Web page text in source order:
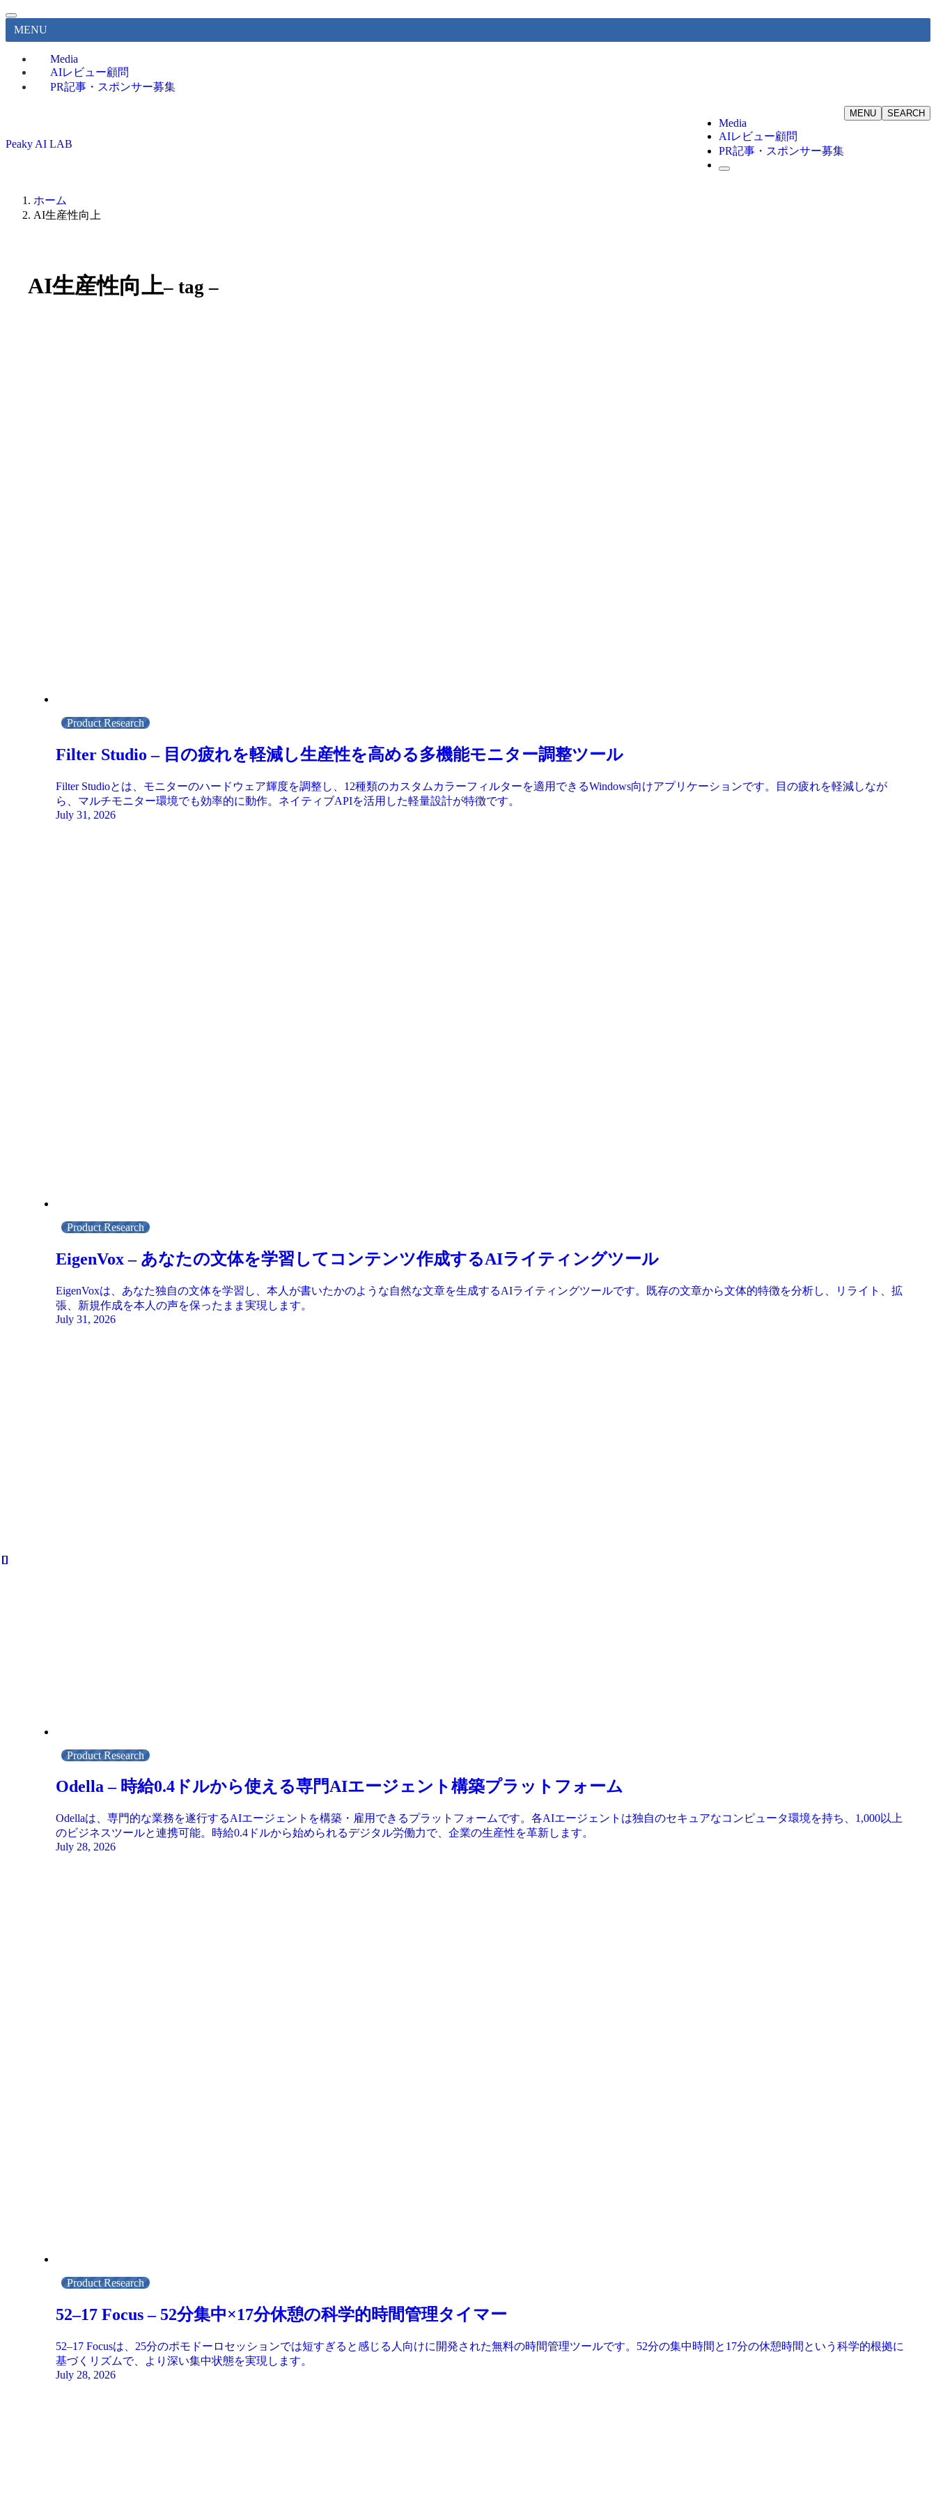
MENU
Media
AIレビュー顧問
PR記事・スポンサー募集
Peaky AI LAB
Media
AIレビュー顧問
PR記事・スポンサー募集
SEARCH
MENU
ホーム
AI生産性向上
AI生産性向上– tag –
Product Research
Filter Studio – 目の疲れを軽減し生産性を高める多機能モニター調整ツール
Filter Studioとは、モニターのハードウェア輝度を調整し、12種類のカスタムカラーフィルターを適用できるWindows向けアプリケーションです。目の疲れを軽減しなが
ら、マルチモニター環境でも効率的に動作。ネイティブAPIを活用した軽量設計が特徴です。
July 31, 2026
Product Research
EigenVox – あなたの文体を学習してコンテンツ作成するAIライティングツール
EigenVoxは、あなた独自の文体を学習し、本人が書いたかのような自然な文章を生成するAIライティングツールです。既存の文章から文体的特徴を分析し、リライト、拡
張、新規作成を本人の声を保ったまま実現します。
July 31, 2026
Product Research
Odella – 時給0.4ドルから使える専門AIエージェント構築プラットフォーム
Odellaは、専門的な業務を遂行するAIエージェントを構築・雇用できるプラットフォームです。各AIエージェントは独自のセキュアなコンピュータ環境を持ち、1,000以上
のビジネスツールと連携可能。時給0.4ドルから始められるデジタル労働力で、企業の生産性を革新します。
July 28, 2026
Product Research
52–17 Focus – 52分集中×17分休憩の科学的時間管理タイマー
52–17 Focusは、25分のポモドーロセッションでは短すぎると感じる人向けに開発された無料の時間管理ツールです。52分の集中時間と17分の休憩時間という科学的根拠に
基づくリズムで、より深い集中状態を実現します。
July 28, 2026